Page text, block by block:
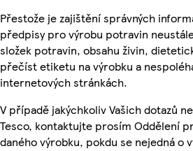
Přestože je zajištění správných
předpisy pro výrobu potravin
složek potravin, obsahu živin,
přečíst etiketu na výrobku a
internetových stránkách.
V případě jakýchkoliv Vašich dotazů
Tesco, kontaktujte prosím Oddělení
daného výrobku, pokdu se nejedná o